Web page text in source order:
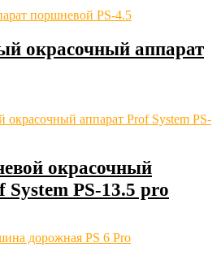
окрасочный аппарат
окрасочный
System PS-13.5 pro